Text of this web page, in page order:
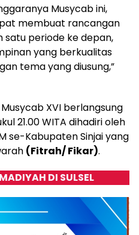
Musycab ini,
membuat rancangan
periode ke depan,
yang berkualitas
tema yang diusung,”
XVI berlangsung
21.00 WITA dihadiri oleh
se-Kabupaten Sinjai yang
(Fitrah/ Fikar).
DI SULSEL